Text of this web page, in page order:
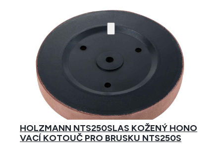
HOLZMANN NTS250SLAS KOŽENÝ HONO
VACÍ KOTOUČ PRO BRUSKU NTS250S